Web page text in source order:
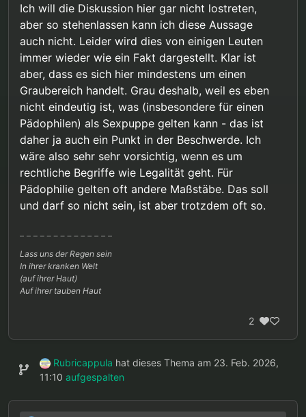
Ich will die Diskussion hier gar nicht lostreten,
aber so stehenlassen kann ich diese Aussage
auch nicht. Leider wird dies von einigen Leuten
immer wieder wie ein Fakt dargestellt. Klar ist
aber, dass es sich hier mindestens um einen
Graubereich handelt. Grau deshalb, weil es eben
nicht eindeutig ist, was (insbesondere für einen
Pädophilen) als Sexpuppe gelten kann - das ist
daher ja auch ein Punkt in der Beschwerde. Ich
wäre also sehr sehr vorsichtig, wenn es um
rechtliche Begriffe wie Legalität geht. Für
Pädophilie gelten oft andere Maßstäbe. Das soll
und darf so nicht sein, ist aber trotzdem oft so.
Lass uns der Regen sein
In ihrer kranken Welt
(auf ihrer Haut)
Auf ihrer tauben Haut
2
Rubricappula hat dieses Thema am 23. Feb. 2026,
11:10 aufgespalten